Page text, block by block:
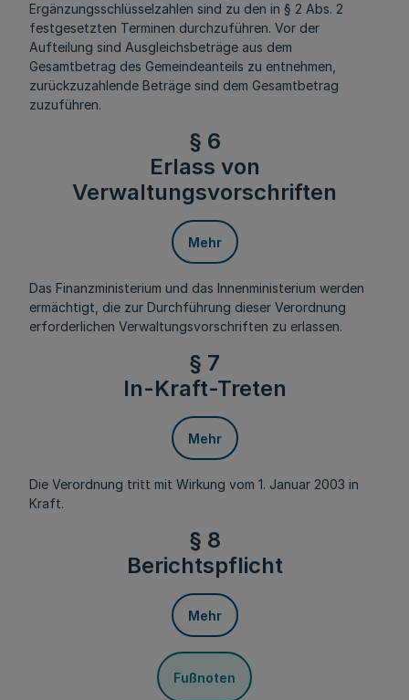
Ergänzungsschlüsselzahlen sind zu den in § 2 Abs. 2
festgesetzten Terminen durchzuführen. Vor der
Aufteilung sind Ausgleichsbeträge aus dem
Gesamtbetrag des Gemeindeanteils zu entnehmen,
zurückzuzahlende Beträge sind dem Gesamtbetrag
zuzuführen.
§ 6
Erlass von
Verwaltungsvorschriften
Mehr
Das Finanzministerium und das Innenministerium werden
ermächtigt, die zur Durchführung dieser Verordnung
erforderlichen Verwaltungsvorschriften zu erlassen.
§ 7
In-Kraft-Treten
Mehr
Die Verordnung tritt mit Wirkung vom 1. Januar 2003 in
Kraft.
§ 8
Berichtspflicht
Mehr
Fußnoten